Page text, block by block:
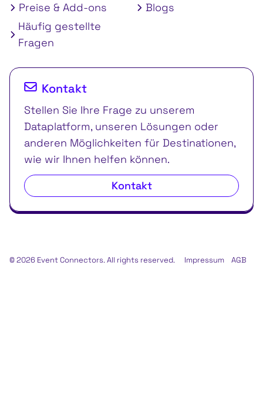
Preise & Add-ons
Häufig gestellte
Fragen
Blogs
Kontakt
Stellen Sie Ihre Frage zu unserem
Dataplatform, unseren Lösungen oder
anderen Möglichkeiten für Destinationen,
wie wir Ihnen helfen können.
Kontakt
© 2026 Event Connectors. All rights reserved. Impressum AGB